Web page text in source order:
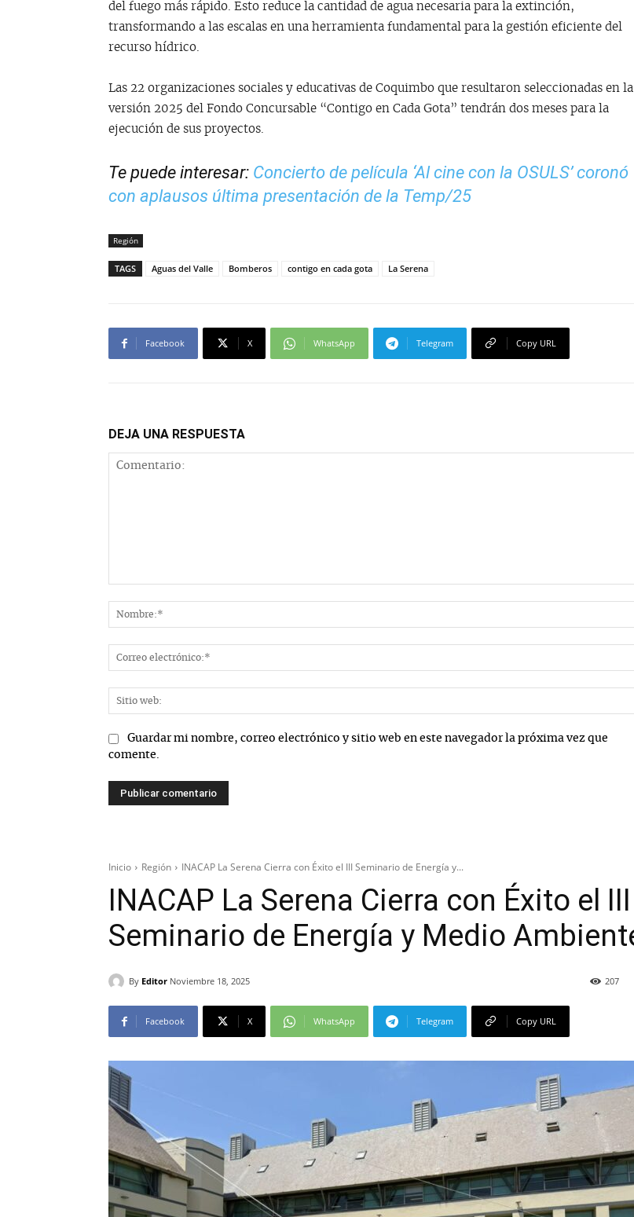
del fuego más rápido. Esto reduce la cantidad de agua necesaria para la extinción,
transformando a las escalas en una herramienta fundamental para la gestión eficiente del
recurso hídrico.
Las 22 organizaciones sociales y educativas de Coquimbo que resultaron seleccionadas en la
versión 2025 del Fondo Concursable “Contigo en Cada Gota” tendrán dos meses para la
ejecución de sus proyectos.
Te puede interesar: Concierto de película ‘Al cine con la OSULS’ coronó
con aplausos última presentación de la Temp/25
Región
TAGS Aguas del Valle Bomberos contigo en cada gota La Serena
Facebook X WhatsApp Telegram Copy URL
DEJA UNA RESPUESTA
Guardar mi nombre, correo electrónico y sitio web en este navegador la próxima vez que
comente.